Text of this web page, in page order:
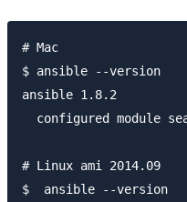
# Mac
$ ansible --version
ansible 1.8.2
configured module
# Linux ami 2014.09
$  ansible --version